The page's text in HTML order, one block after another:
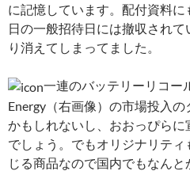
に記憶しています。配付資料
日の一般招待日には撤収され
り消えてしまってました。
一連のバッテリーリコー
Energy（右画像）の市場投入
かもしれないし、おおっぴら
でしょう。でもオリジナリテ
じる商品なので国内でもなんと